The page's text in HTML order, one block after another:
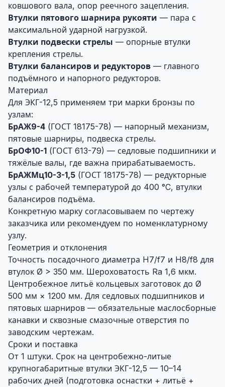
ковшового вала, опор реечного зацепления.
Втулки пятового шарнира рукояти — пара с
максимальной ударной нагрузкой.
Втулки подвески стрелы — опорные втулки
крепления стрелы.
Втулки балансиров и редукторов — главного
подъёмного и напорного редукторов.
Материал
Для ЭКГ-12,5 применяем три марки бронзы по
узлам:
БрАЖ9-4 (ГОСТ 18175-78) — напорный механизм,
пятовые шарниры, подвеска стрелы.
БрОФ10-1 (ГОСТ 613-79) — седловые подшипники и
тяжёлые валы, где важна прирабатываемость.
БрАЖМц10-3-1,5 (ГОСТ 18175-78) — редукторные
узлы с рабочей температурой до 400 °C, втулки
балансиров подъёма.
Конкретную марку согласовываем по чертежу
заказчика или рекомендуем по номенклатурному
узлу.
Геометрия и отклонения
Точность посадочного диаметра H7/f7 и H8/f8 для
втулок Ø > 350 мм. Шероховатость Ra 1,6 мкм.
Центробежное литьё кольцевых заготовок до Ø
500 мм × 1200 мм. Для седловых подшипников и
пятовых шарниров — обязательные маслосборные
канавки и сквозные смазочные отверстия по
заводским чертежам.
Сроки и поставка
От 1 штуки. Срок на центробежно-литые
крупногабаритные втулки ЭКГ-12,5 — 10–14
рабочих дней (подготовка оснастки + литьё +